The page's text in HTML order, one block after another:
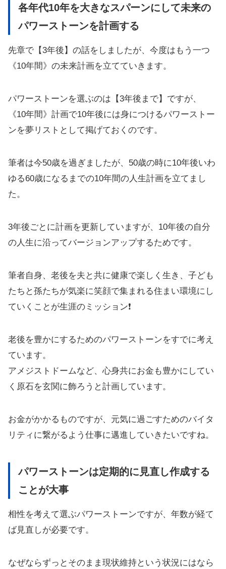
各年代10年を大きなスパーンにして未来の
パワーストーンを計画する
先章で【3年後】の話をしましたが、今度はもう一つ
《10年間》の未来計画を立てていきます。
パワーストーンを選ぶのは【3年後まで】ですが、
《10年間》計画で10年後には身につけるパワーストー
ンを夢リストとして掲げておくのです。
筆者は今50歳を過ぎましたが、50歳の時に10年後いわ
ゆる60歳になるまでの10年間の人生計画を立てまし
た。
3年後ごとに計画を更新していますが、10年後の自分
の人生に沿ってバージョンアップするためです。
筆者自身、老後を夫と共に健康で楽しく生き、子ども
たちと孫たちが気楽に笑顔で集まれる住まい環境にし
ていくことが生涯のミッション❗️
老後を豊かにするためのパワーストーンをすでに考え
ています。
アメジストドームなど、心身共にお金も豊かにしてい
く原石を玄関に飾ろうと計画しています。
お金がかかるものですが、元気に過ごすためのバイタ
リティに繋がるよう仕事に邁進していきたいですね。
パワーストーンは定期的に見直し作成する
ことが大事
相性を考えて選ぶパワーストーンですが、年数が経て
ば見直しが必要です。
なぜならずっとそのまま現状維持という状況にはなら